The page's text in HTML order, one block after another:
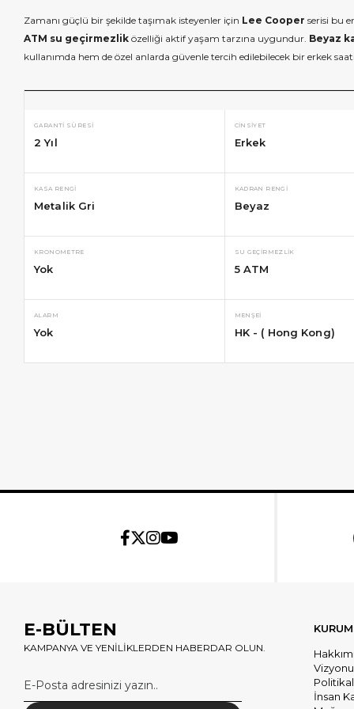
Zamanı güçlü bir şekilde taşımak isteyenler için Lee Cooper serisi bu
ATM su geçirmezlik özelliği aktif yaşam tarzına uygundur. Beyaz
kullanımda hem de özel anlarda güvenle tercih edilebilecek bir erkek
GARANTI SÜRESI
2 Yıl
CINSIYET
Erkek
KASA RENGI
Metalik Gri
KADRAN RENGI
Beyaz
KRONOMETRE
Yok
SU GEÇIRMEZLIK
5 ATM
ALARM
Yok
MENŞEI
HK - ( Hong Kong)
E-BÜLTEN
KAMPANYA VE YENİLİKLERDEN HABERDAR OLUN.
İnsan